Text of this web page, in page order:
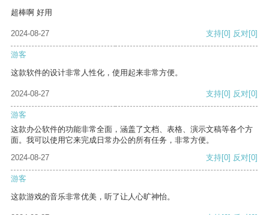
超棒啊 好用
2024-08-27 支持[0] 反对[0]
游客
这款软件的设计非常人性化，使用起来非常方便。
2024-08-27 支持[0] 反对[0]
游客
这款办公软件的功能非常全面，涵盖了文档、表格、演示文稿等各个方
面。我可以使用它来完成日常办公的所有任务，非常方便。
2024-08-27
支持[0] 反对[0]
游客
这款游戏的音乐非常优美，听了让人心旷神怡。